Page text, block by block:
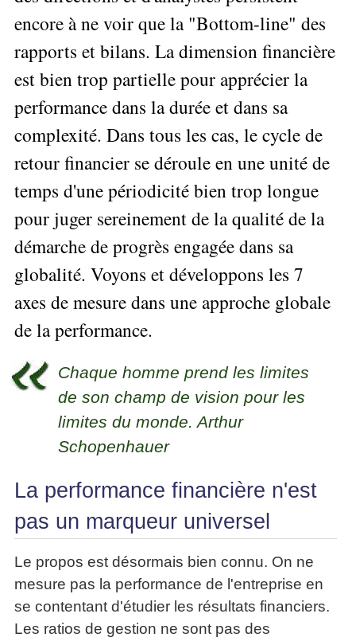
L'Innovation
La
Méthode
Tous
articles
»»»
▶
au
quotidien
processus
de
Décision
La
Décision
équipe
Techniques
décision
Tous
articles
»»»
Gérer
le
Gouvernance
SI
Les
technologies
du
SI
▶
Tous
les
DSI
gérer
temps ?
Comment
devenir
un
manager
stratège ?
devenir
bon
décideur ?
Comment
Manager
par
les
articles
Efficacité
Big
Data
BI
Les
Outils
décisionnels
▶
Tous
les
Analyse
de
Données
»»»
Tous
les
Entreprendre
Former
Seul
▶
Formation
Gratuite
Management
Formation
tableau
de
et
BI
Formation
Management
de
Formation
Entrepreneuriat
Tous
les
articles
Cours
Management
ebook
et
PDF
management
PDF
Entrepreneuriat
▶
encore à ne voir que la "Bottom-line" des
rapports et bilans. La dimension financière
est bien trop partielle pour apprécier la
performance dans la durée et dans sa
complexité. Dans tous les cas, le cycle de
retour financier se déroule en une unité de
temps d'une périodicité bien trop longue
pour juger sereinement de la qualité de la
démarche de progrès engagée dans sa
globalité. Voyons et développons les 7
axes de mesure dans une approche globale
de la performance.
Chaque homme prend les limites
de son champ de vision pour les
limites du monde. Arthur
Schopenhauer
La performance financière n'est
pas un marqueur universel
Le propos est désormais bien connu. On ne
mesure pas la performance de l'entreprise en
se contentant d'étudier les résultats financiers.
Les ratios de gestion ne sont pas des